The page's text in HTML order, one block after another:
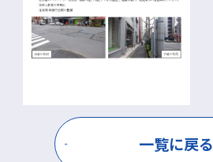
一覧に戻る